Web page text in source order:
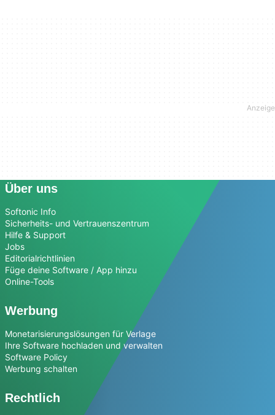
Über uns
Softonic Info
Sicherheits- und Vertrauenszentrum
Hilfe & Support
Jobs
Editorialrichtlinien
Füge deine Software / App hinzu
Online-Tools
Werbung
Monetarisierungslösungen für Verlage
Ihre Software hochladen und verwalten
Software Policy
Werbung schalten
Rechtlich